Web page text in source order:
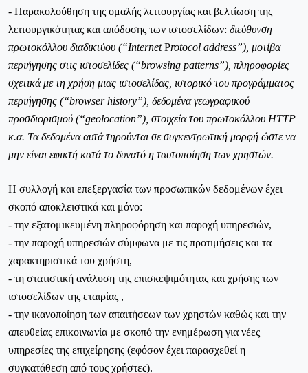
- Παρακολούθηση της ομαλής λειτουργίας και βελτίωση της
λειτουργικότητας και απόδοσης των ιστοσελίδων: διεύθυνση
πρωτοκόλλου διαδικτύου (“ΙnternetΡrotocol address”), μοτίβα
περιήγησης στις ιστοσελίδες (“browsing patterns”), πληροφορίες
σχετικά με τη χρήση μιας ιστοσελίδας, ιστορικό του προγράμματος
περιήγησης (“browser history”), δεδομένα γεωγραφικού
προσδιορισμού (“geolocation”), στοιχεία του πρωτοκόλλου HTTP
κ.α. Τα δεδομένα αυτά τηρούνται σε συγκεντρωτική μορφή ώστε να
μην είναι εφικτή κατά το δυνατό η ταυτοποίηση των χρηστών.
Η συλλογή και επεξεργασία των προσωπικών δεδομένων έχει
σκοπό αποκλειστικά και μόνο:
- την εξατομικευμένη πληροφόρηση και παροχή υπηρεσιών,
- την παροχή υπηρεσιών σύμφωνα με τις προτιμήσεις και τα
χαρακτηριστικά του χρήστη,
- τη στατιστική ανάλυση της επισκεψιμότητας και χρήσης των
ιστοσελίδων της εταιρίας ,
- την ικανοποίηση των απαιτήσεων των χρηστών καθώς και την
απευθείας επικοινωνία με σκοπό την ενημέρωση για νέες
υπηρεσίες της επιχείρησης (εφόσον έχει παρασχεθεί η
συγκατάθεση από τους χρήστες).